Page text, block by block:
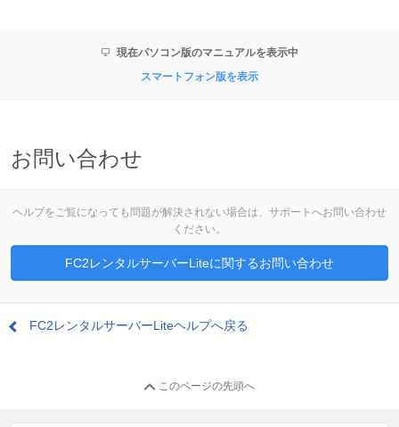
現在パソコン版のマニュアルを表示中
スマートフォン版を表示
お問い合わせ
ヘルプをご覧になっても問題が解決されない場合は、サポートへお問い合わせ
ください。
FC2レンタルサーバーLiteに関するお問い合わせ
FC2レンタルサーバーLiteヘルプへ戻る
このページの先頭へ